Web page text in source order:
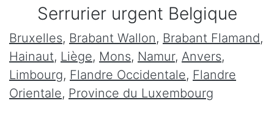
Serrurier urgent Belgique
Bruxelles, Brabant Wallon, Brabant Flamand,
Hainaut, Liège, Mons, Namur, Anvers,
Limbourg, Flandre Occidentale, Flandre
Orientale, Province du Luxembourg